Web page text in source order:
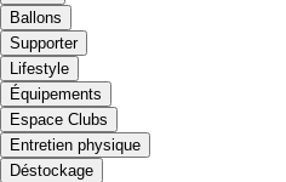
Ballons
Supporter
Lifestyle
Équipements
Espace Clubs
Entretien physique
Déstockage